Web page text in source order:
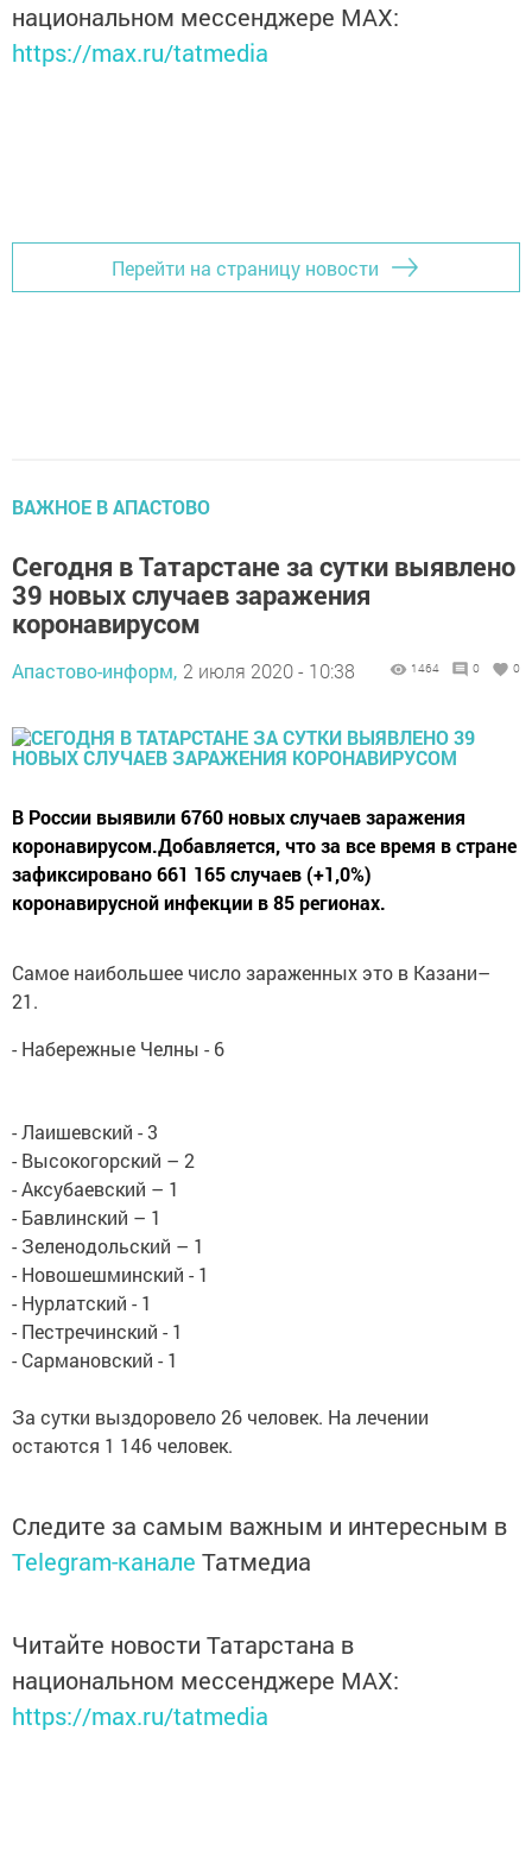
национальном мессенджере MАХ:
https://max.ru/tatmedia
Перейти на страницу новости
ВАЖНОЕ В АПАСТОВО
Сегодня в Татарстане за сутки выявлено
39 новых случаев заражения
коронавирусом
Апастово-информ, 2 июля 2020 - 10:38 1464 0 0
В России выявили 6760 новых случаев заражения
коронавирусом.Добавляется, что за все время в стране
зафиксировано 661 165 случаев (+1,0%)
коронавирусной инфекции в 85 регионах.
Самое наибольшее число зараженных это в Казани–
21.
- Набережные Челны - 6
- Лаишевский - 3
- Высокогорский – 2
- Аксубаевский – 1
- Бавлинский – 1
- Зеленодольский – 1
- Новошешминский - 1
- Нурлатский - 1
- Пестречинский - 1
- Сармановский - 1
За сутки выздоровело 26 человек. На лечении
остаются 1 146 человек.
Следите за самым важным и интересным в
Telegram-канале Татмедиа
Читайте новости Татарстана в
национальном мессенджере MАХ:
https://max.ru/tatmedia